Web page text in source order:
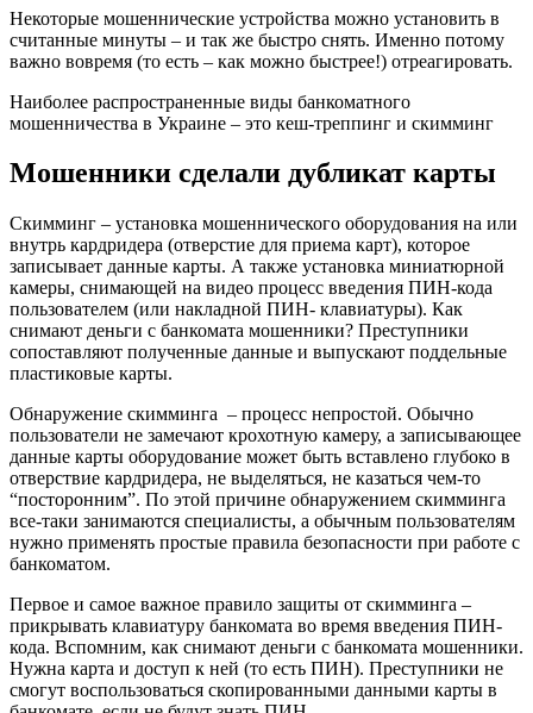
Некоторые мошеннические устройства можно установить в
считанные минуты – и так же быстро снять. Именно потому
важно вовремя (то есть – как можно быстрее!) отреагировать.
Наиболее распространенные виды банкоматного
мошенничества в Украине – это кеш-треппинг и скимминг
Мошенники сделали дубликат карты
Скимминг – установка мошеннического оборудования на или
внутрь кардридера (отверстие для приема карт), которое
записывает данные карты. А также установка миниатюрной
камеры, снимающей на видео процесс введения ПИН-кода
пользователем (или накладной ПИН- клавиатуры). Как
снимают деньги с банкомата мошенники? Преступники
сопоставляют полученные данные и выпускают поддельные
пластиковые карты.
Обнаружение скимминга – процесс непростой. Обычно
пользователи не замечают крохотную камеру, а записывающее
данные карты оборудование может быть вставлено глубоко в
отверствие кардридера, не выделяться, не казаться чем-то
“посторонним”. По этой причине обнаружением скимминга
все-таки занимаются специалисты, а обычным пользователям
нужно применять простые правила безопасности при работе с
банкоматом.
Первое и самое важное правило защиты от скимминга –
прикрывать клавиатуру банкомата во время введения ПИН-
кода. Вспомним, как снимают деньги с банкомата мошенники.
Нужна карта и доступ к ней (то есть ПИН). Преступники не
смогут воспользоваться скопированными данными карты в